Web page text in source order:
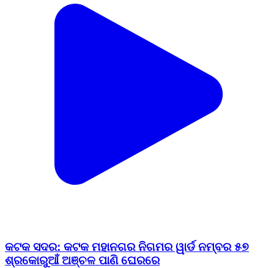
କଟକ ସଦର: କଟକ ମହାନଗର ନିଗମର ୱାର୍ଡ ନମ୍ବର ୫୭
ଶ୍ରକୋରୁଆଁ ଅଞ୍ଚଳ ପାଣି ଘେରରେ